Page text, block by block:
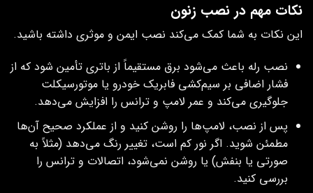
نکات مهم در نصب زنون
این نکات به شما کمک می‌کند نصب ایمن و موثری داشته باشید.
نصب رله باعث می‌شود برق مستقیماً از باتری تأمین شود که از
فشار اضافی بر سیم‌کشی فابریک خودرو یا موتورسیکلت
جلوگیری می‌کند و عمر لامپ و ترانس را افزایش می‌دهد.
پس از نصب، لامپ‌ها را روشن کنید و از عملکرد صحیح آن‌ها
مطمئن شوید. اگر نور کم است، تغییر رنگ می‌دهد (مثلاً به
صورتی یا بنفش) یا روشن نمی‌شود، اتصالات و ترانس را
بررسی کنید.